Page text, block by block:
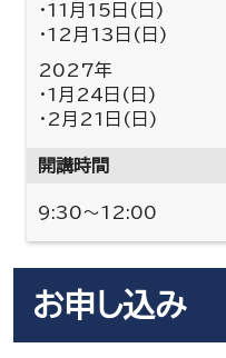
・11月15日(日)
・12月13日(日)
2027年
・1月24日(日)
・2月21日(日)
開講時間
9:30～12:00
お申し込み